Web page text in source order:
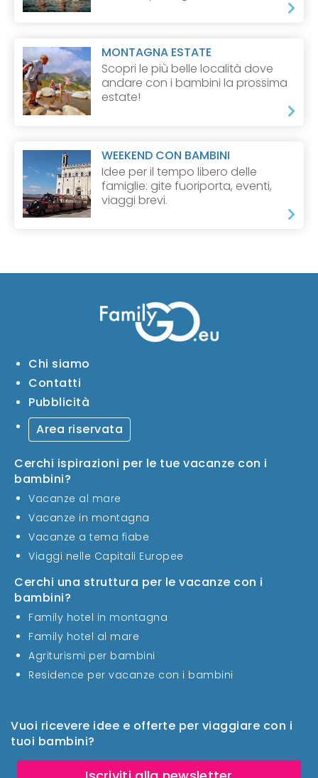
MONTAGNA ESTATE
Scopri le più belle località dove
andare con i bambini la prossima
estate!
WEEKEND CON BAMBINI
Idee per il tempo libero delle
famiglie: gite fuoriporta, eventi,
viaggi brevi.
Vuoi ricevere idee e offerte per viaggiare con i
tuoi bambini?
Chi siamo
Contatti
Pubblicità
Area riservata
Cerchi ispirazioni per le tue vacanze con i
bambini?
Vacanze al mare
Vacanze in montagna
Vacanze a tema fiabe
Viaggi nelle Capitali Europee
Cerchi una struttura per le vacanze con i
bambini?
Family hotel in montagna
Family hotel al mare
Agriturismi per bambini
Residence per vacanze con i bambini